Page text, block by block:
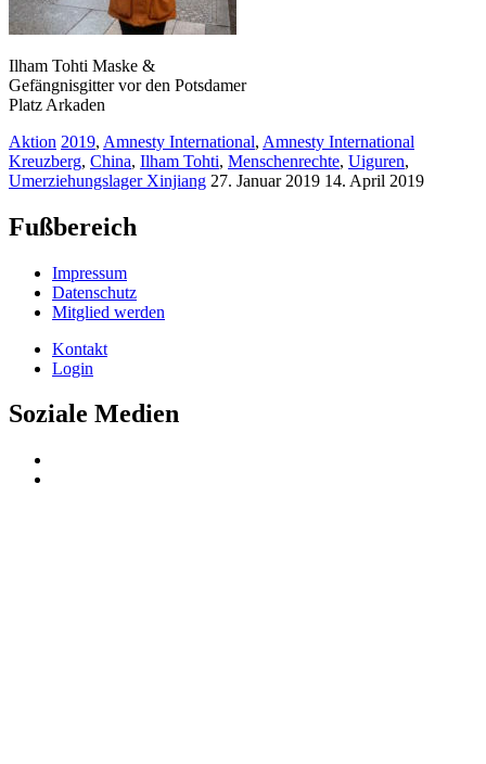
Ilham Tohti Maske &
Gefängnisgitter vor den Potsdamer
Platz Arkaden
Aktion 2019, Amnesty International, Amnesty International
Kreuzberg, China, Ilham Tohti, Menschenrechte, Uiguren,
Umerziehungslager Xinjiang 27. Januar 2019 14. April 2019
Fußbereich
Impressum
Datenschutz
Mitglied werden
Kontakt
Login
Soziale Medien